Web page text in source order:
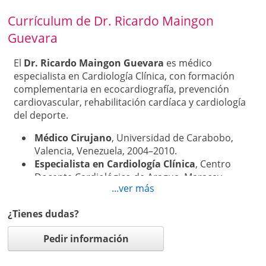
Consulta especializada de cardiología.
Chequeo y prevención cardiovascular.
Electrocardiograma.
Ecocardiograma Doppler.
Holter de ritmo.
Monitoreo ambulatorio de presión arterial —
MAPA—.
Evaluación de palpitaciones, arritmias y síncope.
Valoración cardiovascular para ejercicio y
deporte.
Evaluación y prescripción de rehabilitación
Seguimiento después de infarto, angioplastia o
cirugía cardíaca.
Segunda opinión cardiológica.
Currículum de Dr. Ricardo Maingon
Guevara
El Dr. Ricardo Maingon Guevara es médico
especialista en Cardiología Clínica, con formación
complementaria en ecocardiografía, prevención
cardiovascular, rehabilitación cardíaca y cardiología
del deporte.
Médico Cirujano, Universidad de Carabobo,
Valencia, Venezuela, 2004–2010.
Especialista en Cardiología Clínica, Centro
Docente Cardiológico de Aragua, Maracay,
Venezuela, 2013–2016.
Práctica, Universidad Católica de Valencia,
España, 2020.
Postgraduate Course in Advanced Cardiology
—PCAC-CME—, Harvard Medical School y
...ver más
¿Tienes dudas?
Pedir información